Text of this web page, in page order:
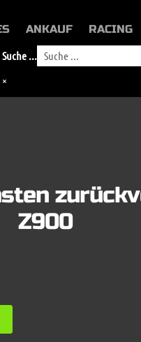
ANKAUF RACING
Suche ...
×
Z900